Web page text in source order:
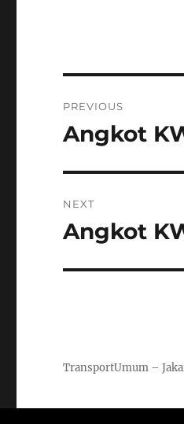
navigation
PREVIOUS
Previous
Angkot
NEXT
Next
Angkot
TransportUmum –